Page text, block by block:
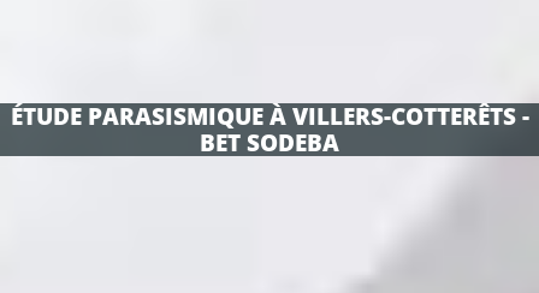
ÉTUDE PARASISMIQUE À VILLERS-COTTERÊTS -
BET SODEBA